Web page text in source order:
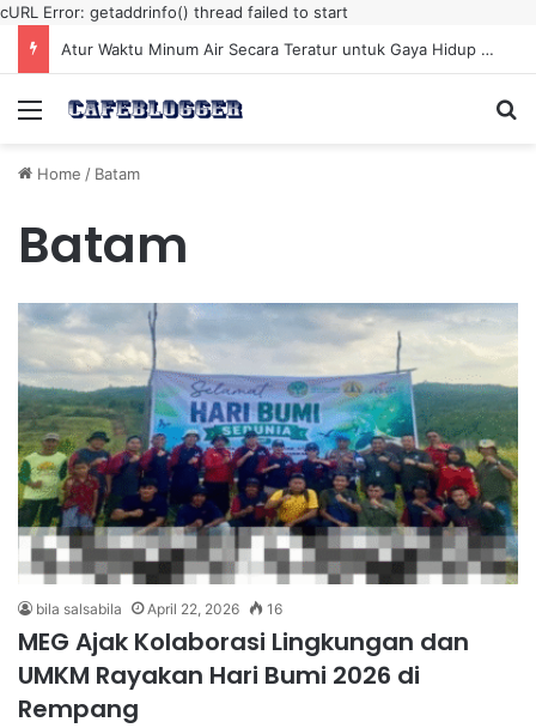
cURL Error: getaddrinfo() thread failed to start
Atur Waktu Minum Air Secara Teratur untuk Gaya Hidup Sehat Sepanjang Hari
Menu
Home / Batam
Batam
bila salsabila April 22, 2026 16
MEG Ajak Kolaborasi Lingkungan dan
UMKM Rayakan Hari Bumi 2026 di
Rempang